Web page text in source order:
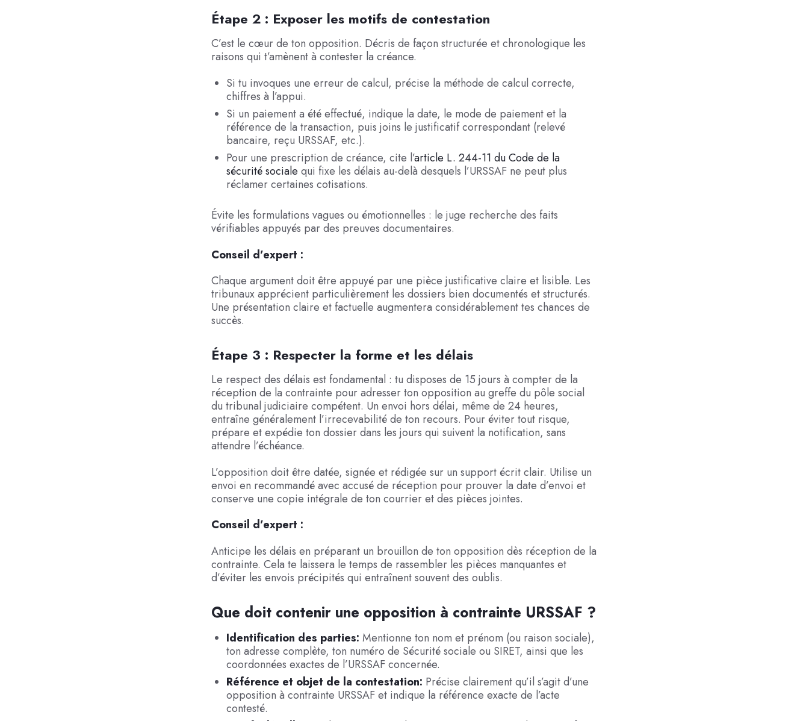
Étape 2 : Exposer les motifs de contestation
C’est le cœur de ton opposition. Décris de façon structurée et chronologique les
raisons qui t’amènent à contester la créance.
Si tu invoques une erreur de calcul, précise la méthode de calcul correcte,
chiffres à l’appui.
Si un paiement a été effectué, indique la date, le mode de paiement et la
référence de la transaction, puis joins le justificatif correspondant (relevé
bancaire, reçu URSSAF, etc.).
Pour une prescription de créance, cite l’article L. 244-11 du Code de la
sécurité sociale qui fixe les délais au-delà desquels l’URSSAF ne peut plus
réclamer certaines cotisations.
Évite les formulations vagues ou émotionnelles : le juge recherche des faits
vérifiables appuyés par des preuves documentaires.
Conseil d’expert :
Chaque argument doit être appuyé par une pièce justificative claire et lisible. Les
tribunaux apprécient particulièrement les dossiers bien documentés et structurés.
Une présentation claire et factuelle augmentera considérablement tes chances de
succès.
Étape 3 : Respecter la forme et les délais
Le respect des délais est fondamental : tu disposes de 15 jours à compter de la
réception de la contrainte pour adresser ton opposition au greffe du pôle social
du tribunal judiciaire compétent. Un envoi hors délai, même de 24 heures,
entraîne généralement l’irrecevabilité de ton recours. Pour éviter tout risque,
prépare et expédie ton dossier dans les jours qui suivent la notification, sans
attendre l’échéance.
L’opposition doit être datée, signée et rédigée sur un support écrit clair. Utilise un
envoi en recommandé avec accusé de réception pour prouver la date d’envoi et
conserve une copie intégrale de ton courrier et des pièces jointes.
Conseil d’expert :
Anticipe les délais en préparant un brouillon de ton opposition dès réception de la
contrainte. Cela te laissera le temps de rassembler les pièces manquantes et
d’éviter les envois précipités qui entraînent souvent des oublis.
Que doit contenir une opposition à contrainte URSSAF ?
Identification des parties: Mentionne ton nom et prénom (ou raison sociale),
ton adresse complète, ton numéro de Sécurité sociale ou SIRET, ainsi que les
coordonnées exactes de l’URSSAF concernée.
Référence et objet de la contestation: Précise clairement qu’il s’agit d’une
opposition à contrainte URSSAF et indique la référence exacte de l’acte
contesté.